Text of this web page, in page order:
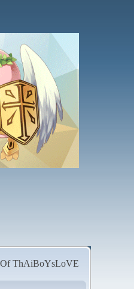
ThAiBoYsLoVE